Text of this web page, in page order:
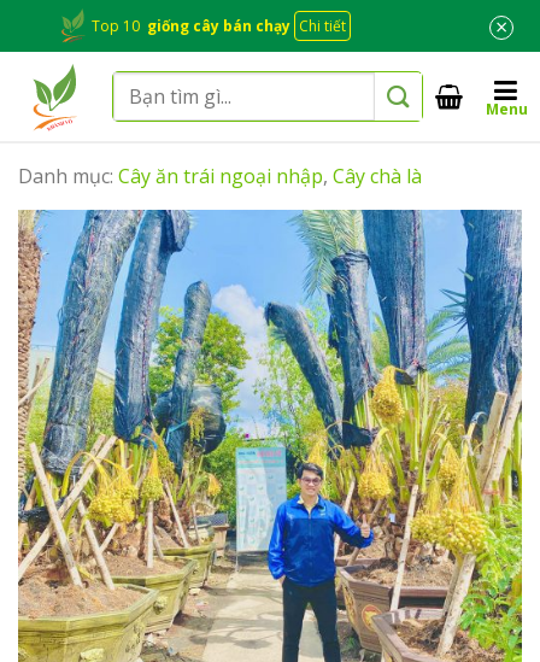
content
Top 10 giống cây bán chạy Chi tiết ×
Tìm
kiếm:
Menu
Danh mục: Cây ăn trái ngoại nhập, Cây chà là